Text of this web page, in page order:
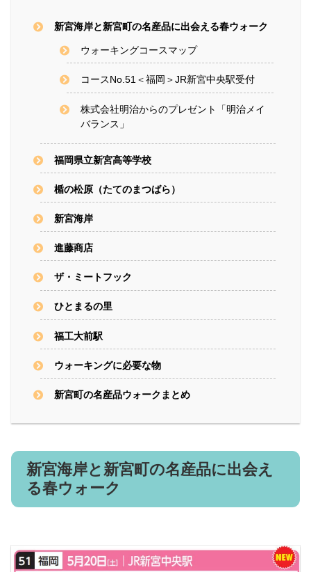
新宮海岸と新宮町の名産品に出会える春ウォーク
ウォーキングコースマップ
コースNo.51＜福岡＞JR新宮中央駅受付
株式会社明治からのプレゼント「明治メイ
バランス」
福岡県立新宮高等学校
楯の松原（たてのまつばら）
新宮海岸
進藤商店
ザ・ミートフック
ひとまるの里
福工大前駅
ウォーキングに必要な物
新宮町の名産品ウォークまとめ
新宮海岸と新宮町の名産品に出会え
る春ウォーク